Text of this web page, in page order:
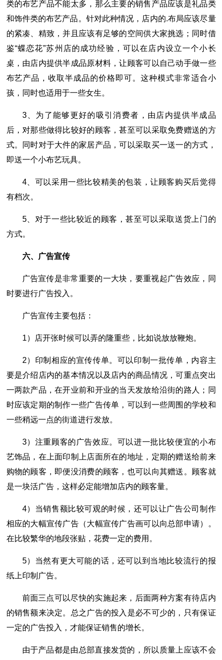
类的布艺产品不能太多，那么主要的销售产品应该是礼品类
和饰件类的布艺产品。针对此种情况，店内的.布局应该尽量
的紧凑、精致，并且应该有足够的空间供大家挑选；同时借
鉴“蝶恋花”苏州店的成功经验，可以在店内设立一个小长
桌，由店内提供半成品原材料，让顾客可以自己动手做一些
布艺产品，收取半成品的价格即可。这种模式非常适合小
孩，同时也适用于一些女生。
3、为了能够更好的吸引消费者，由店内提供半成品
后，对那些做得比较好的顾客，甚至可以采取免费赠送的方
式。同时对于大件的家居产品，可以采取买一送一的方式，
即送一个小布艺玩具。
4、可以采用一些比较精美的包装，让顾客购买后觉得
有档次。
5、对于一些比较近的顾客，甚至可以采取送货上门的
方式。
六、广告宣传
广告宣传是非常重要的一大块，要重视起广告效应，同
时要进行广告投入。
广告宣传主要包括：
1）店开张时候可以弄的隆重些，比如说放放鞭炮。
2）印制相应的宣传传单。可以印制一批传单，内容主
要是介绍店内的基本情况以及店内的商品情况，可重点突出
一两款产品，在开业前和开业的当天发放给沿街的路人；同
时应该定期的制作一些广告传单，可以到一些周围的学校和
一些稍远一点的街道进行发放。
3）注重顾客的广告效应。可以进一批比较便宜的小布
艺饰品，在上面印制上店面所在的地址，定期的赠送给前来
购物的顾客，即便没消费的顾客，也可以向其赠送。顾客就
是一块活广告，这样必定能增加店内的顾客量。
4）当销售额比较可观的时候，还可以让广告公司制作
相应的大幅宣传广告（大幅宣传广告画可以向总部申请）。
在比较繁华的地段张贴，花费一定的费用。
5）当然有更大可能的话，还可以到当地比较流行的报
纸上印制广告。
前面三点可以尽快的实施起来，后面两种方案有待店内
的销售额来决定。总之广告的投入是必不可少的，只有保证
一定的广告投入，才能保证销售的增长。
由于产品都是由总部直接发货的，所以质量上应该不会